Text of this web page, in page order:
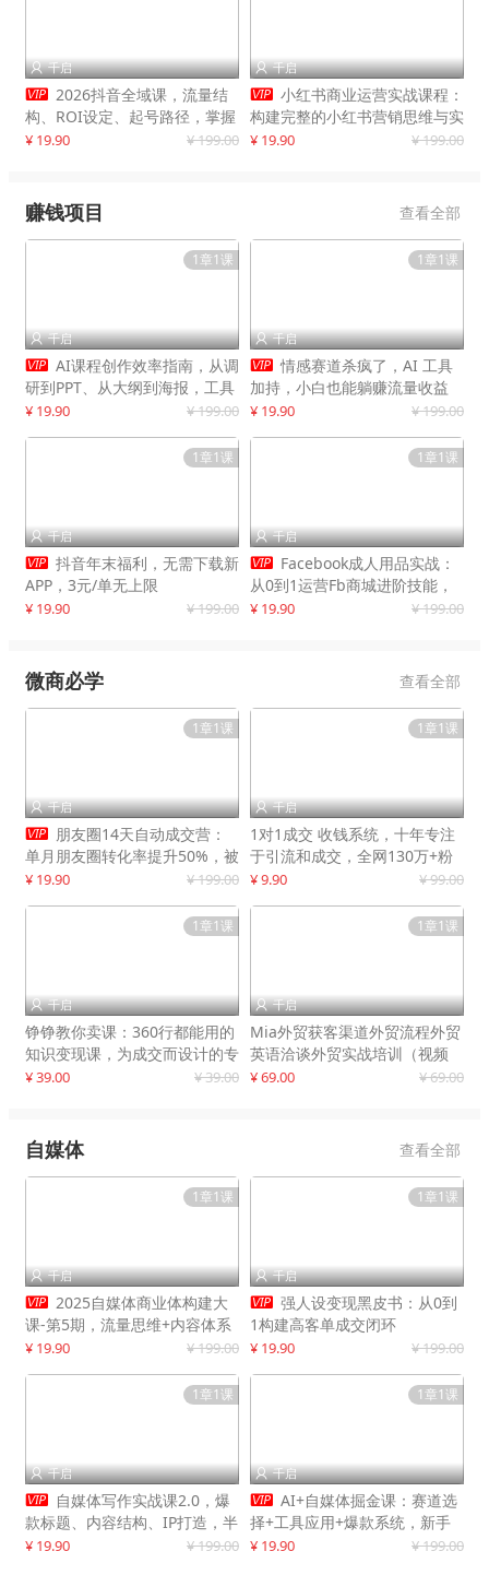
 千启
 2026抖音全域课，流量结
构、ROI设定、起号路径，掌握
平台新规下利润最大化
¥ 19.90 ¥ 199.00
 千启
 小红书商业运营实战课程：
构建完整的小红书营销思维与实
战能力，案例店铺月销破百万！
¥ 19.90 ¥ 199.00
赚钱项目 查看全部
1章1课
 千启
 AI课程创作效率指南，从调
研到PPT、从大纲到海报，工具
赋能，打造可持续变现产品线
¥ 19.90 ¥ 199.00
1章1课
 千启
 情感赛道杀疯了，AI 工具
加持，小白也能躺赚流量收益
¥ 19.90 ¥ 199.00
1章1课
 千启
 抖音年末福利，无需下载新
APP，3元/单无上限
¥ 19.90 ¥ 199.00
1章1课
 千启
 Facebook成人用品实战：
从0到1运营Fb商城进阶技能，
快速提升订单转化与店铺收益
¥ 19.90 ¥ 199.00
微商必学 查看全部
1章1课
 千启
 朋友圈14天自动成交营：
单月朋友圈转化率提升50%，被
动收入超3万元
¥ 19.90 ¥ 199.00
1章1课
 千启
1对1成交 收钱系统，十年专注
于引流和成交，全网130万+粉
丝
¥ 9.90 ¥ 99.00
1章1课
 千启
铮铮教你卖课：360行都能用的
知识变现课，为成交而设计的专
属课程
¥ 39.00 ¥ 39.00
1章1课
 千启
Mia外贸获客渠道外贸流程外贸
英语洽谈外贸实战培训（视频
课）价值399元
¥ 69.00 ¥ 69.00
自媒体 查看全部
1章1课
 千启
 2025自媒体商业体构建大
课-第5期，流量思维+内容体系
+变现闭环，打造个人可持续生
¥ 19.90 ¥ 199.00
1章1课
 千启
 强人设变现黑皮书：从0到
1构建高客单成交闭环
¥ 19.90 ¥ 199.00
1章1课
 千启
 自媒体写作实战课2.0，爆
款标题、内容结构、IP打造，半
年复制30万粉月入10万+
¥ 19.90 ¥ 199.00
1章1课
 千启
 AI+自媒体掘金课：赛道选
择+工具应用+爆款系统，新手
快速起步，副业月入8000+
¥ 19.90 ¥ 199.00